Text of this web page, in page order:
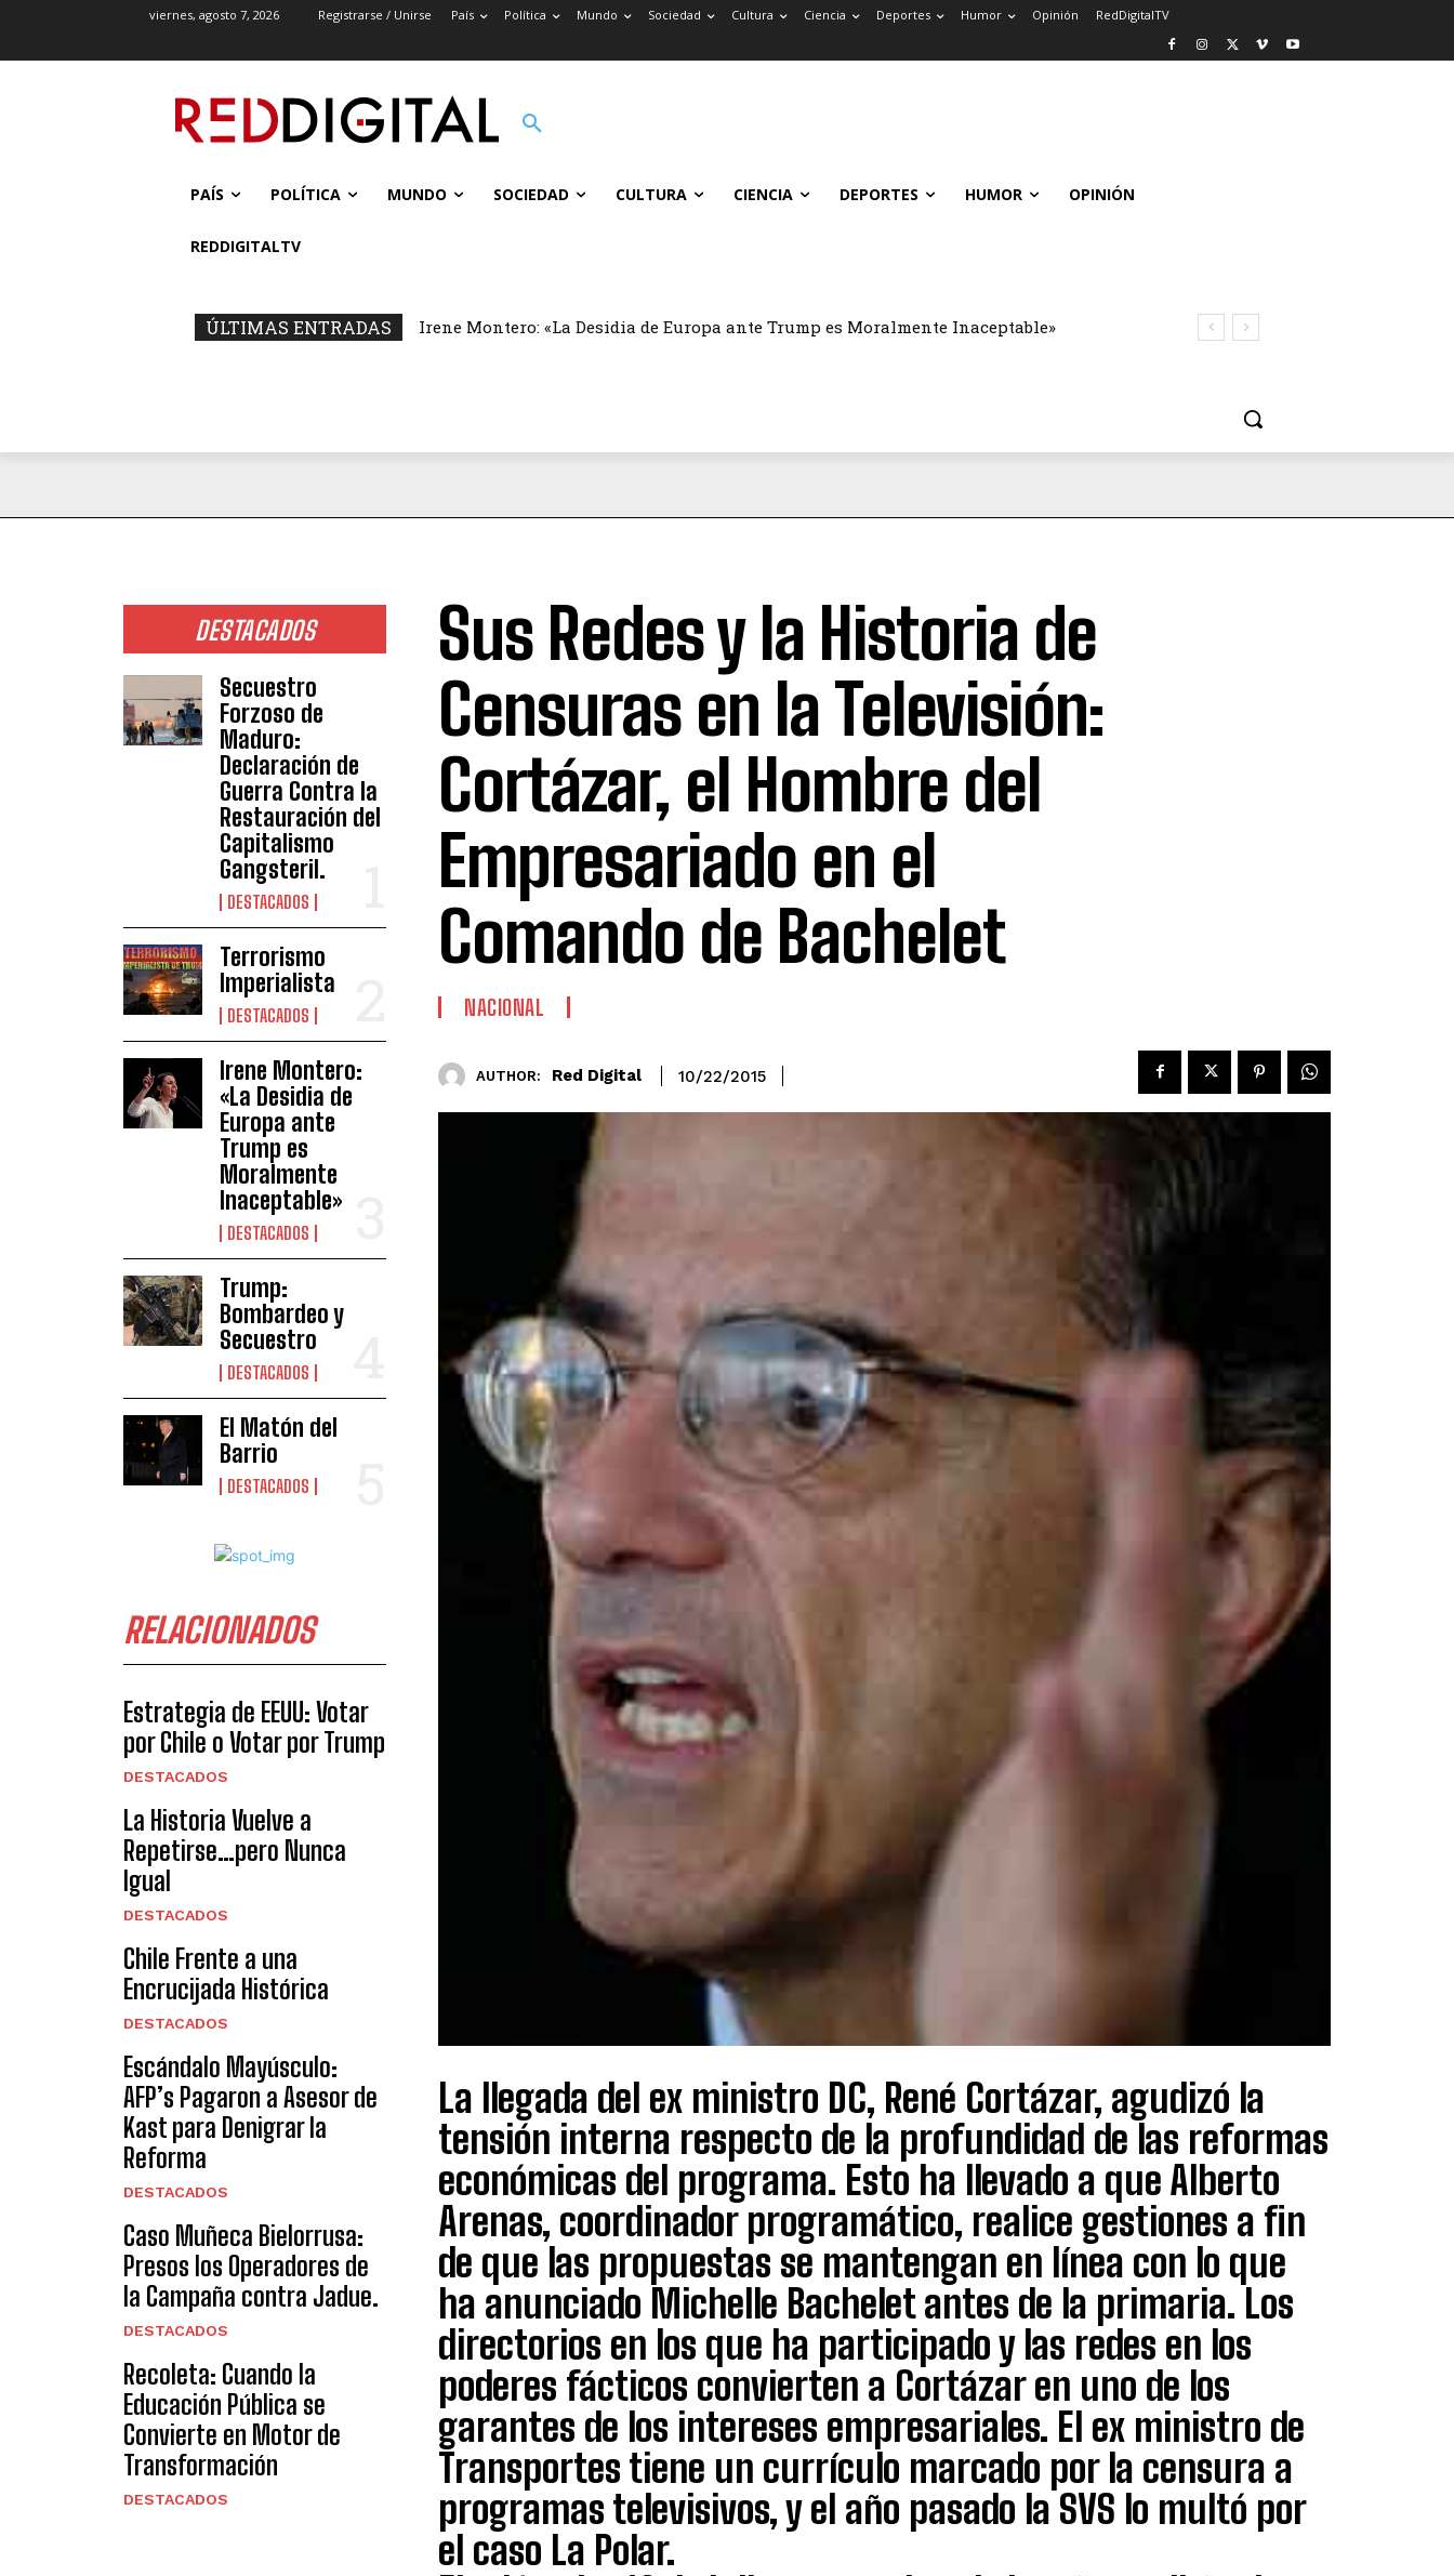
viernes, agosto 7, 2026 Registrarse / Unirse País Política Mundo Sociedad Cultura Ciencia Deportes Humor Opinión RedDigitalTV
PAÍS POLÍTICA MUNDO SOCIEDAD CULTURA CIENCIA DEPORTES HUMOR OPINIÓN
REDDIGITALTV
ÚLTIMAS ENTRADAS Irene Montero: «La Desidia de Europa ante Trump es Moralmente Inaceptable»
DESTACADOS
Secuestro
Forzoso de
Maduro:
Declaración de
Guerra Contra la
Restauración del
Capitalismo
Gangsteril.
DESTACADOS
Terrorismo
Imperialista
DESTACADOS
Irene Montero:
«La Desidia de
Europa ante
Trump es
Moralmente
Inaceptable»
DESTACADOS
Trump:
Bombardeo y
Secuestro
DESTACADOS
El Matón del
Barrio
DESTACADOS
RELACIONADOS
Estrategia de EEUU: Votar
por Chile o Votar por Trump
DESTACADOS
La Historia Vuelve a
Repetirse…pero Nunca
Igual
DESTACADOS
Chile Frente a una
Encrucijada Histórica
DESTACADOS
Escándalo Mayúsculo:
AFP’s Pagaron a Asesor de
Kast para Denigrar la
Reforma
DESTACADOS
Caso Muñeca Bielorrusa:
Presos los Operadores de
la Campaña contra Jadue.
DESTACADOS
Recoleta: Cuando la
Educación Pública se
Convierte en Motor de
Transformación
DESTACADOS
Sus Redes y la Historia de
Censuras en la Televisión:
Cortázar, el Hombre del
Empresariado en el
Comando de Bachelet
NACIONAL
AUTHOR: Red Digital 10/22/2015
La llegada del ex ministro DC, René Cortázar, agudizó la
tensión interna respecto de la profundidad de las reformas
económicas del programa. Esto ha llevado a que Alberto
Arenas, coordinador programático, realice gestiones a fin
de que las propuestas se mantengan en línea con lo que
ha anunciado Michelle Bachelet antes de la primaria. Los
directorios en los que ha participado y las redes en los
poderes fácticos convierten a Cortázar en uno de los
garantes de los intereses empresariales. El ex ministro de
Transportes tiene un currículo marcado por la censura a
programas televisivos, y el año pasado la SVS lo multó por
el caso La Polar.